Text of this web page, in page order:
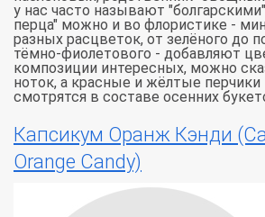
у нас часто называют
перца" можно и во флористике -
разных расцветок, от зелёного до
тёмно-фиолетового - добавляют
композиции интересных, можно
ноток, а красные и жёлтые перчики
смотрятся в составе осенних
Капсикум Оранж Кэнди
Orange Candy)